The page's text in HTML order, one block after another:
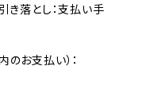
き落とし：支払い手
お支払い）：